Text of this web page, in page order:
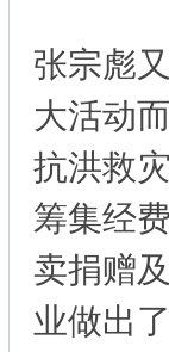
张宗彪
大活动
抗洪救
筹集经
卖捐赠
业做出